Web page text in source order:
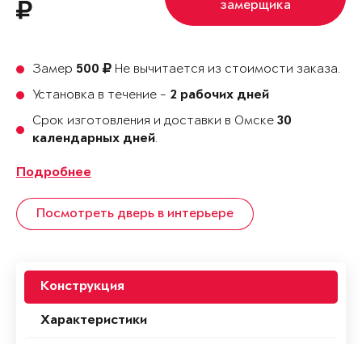
замерщика
Замер 500
Не вычитается из стоимости заказа.
Установка в течение - 2 рабочих дней
Срок изготовления и доставки в Омске 30
календарных дней.
Подробнее
Посмотреть дверь в интерьере
Конструкция
Характеристики